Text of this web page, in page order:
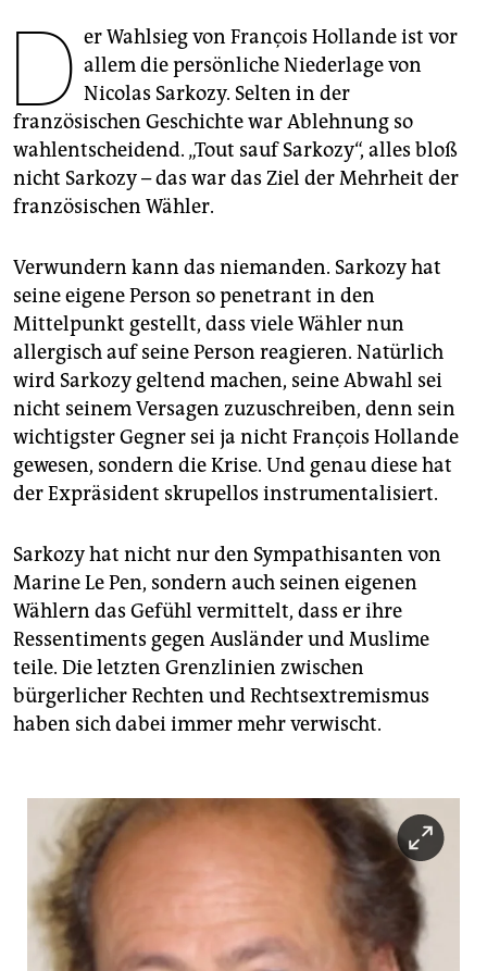
unterstützen
abo
genossenschaft
epaper login
D er Wahlsieg von François Hollande ist vor
allem die persönliche Niederlage von
Nicolas Sarkozy. Selten in der
französischen Geschichte war Ablehnung so
wahlentscheidend. „Tout sauf Sarkozy“, alles bloß
nicht Sarkozy – das war das Ziel der Mehrheit der
französischen Wähler.
Verwundern kann das niemanden. Sarkozy hat
seine eigene Person so penetrant in den
Mittelpunkt gestellt, dass viele Wähler nun
allergisch auf seine Person reagieren. Natürlich
wird Sarkozy geltend machen, seine Abwahl sei
nicht seinem Versagen zuzuschreiben, denn sein
wichtigster Gegner sei ja nicht François Hollande
gewesen, sondern die Krise. Und genau diese hat
der Expräsident skrupellos instrumentalisiert.
Sarkozy hat nicht nur den Sympathisanten von
Marine Le Pen, sondern auch seinen eigenen
Wählern das Gefühl vermittelt, dass er ihre
Ressentiments gegen Ausländer und Muslime
teile. Die letzten Grenzlinien zwischen
bürgerlicher Rechten und Rechtsextremismus
haben sich dabei immer mehr verwischt.